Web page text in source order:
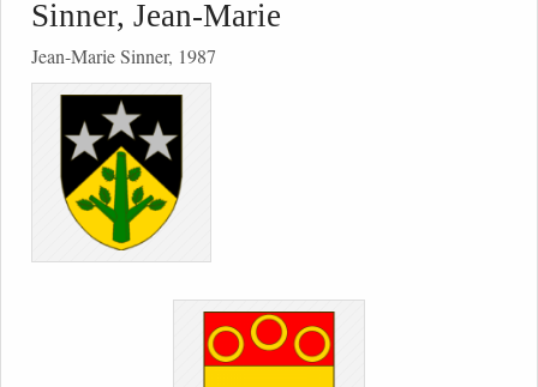
Sinner, Jean-Marie
Jean-Marie Sinner, 1987